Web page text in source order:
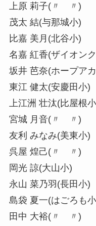
上原 莉子(〃 〃)
茂太 結(与那城小)
比嘉 美月(北谷小)
名嘉 紅香(ザイオン
坂井 芭奈(ホープア
東江 健太(安慶田小)
上江洲 壮汰(比屋根
宮城 月音(〃 〃)
友利 みなみ(美東小)
呉屋 煌己(〃 〃)
岡光 諒(大山小)
永山 菜乃羽(長田小)
島袋 夏一(はごろも
田中 大裕(〃 〃)